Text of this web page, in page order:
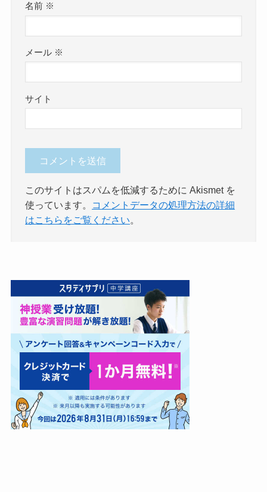
名前 ※
メール ※
サイト
このサイトはスパムを低減するために Akismet を
使っています。
コメントデータの処理方法の詳細
はこちらをご覧ください。